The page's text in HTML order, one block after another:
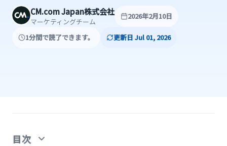
CM.com Japan株式会社
マーケティングチーム
2026年2月10日
1分間で読了できます。 更新日 Jul 01, 2026
目次